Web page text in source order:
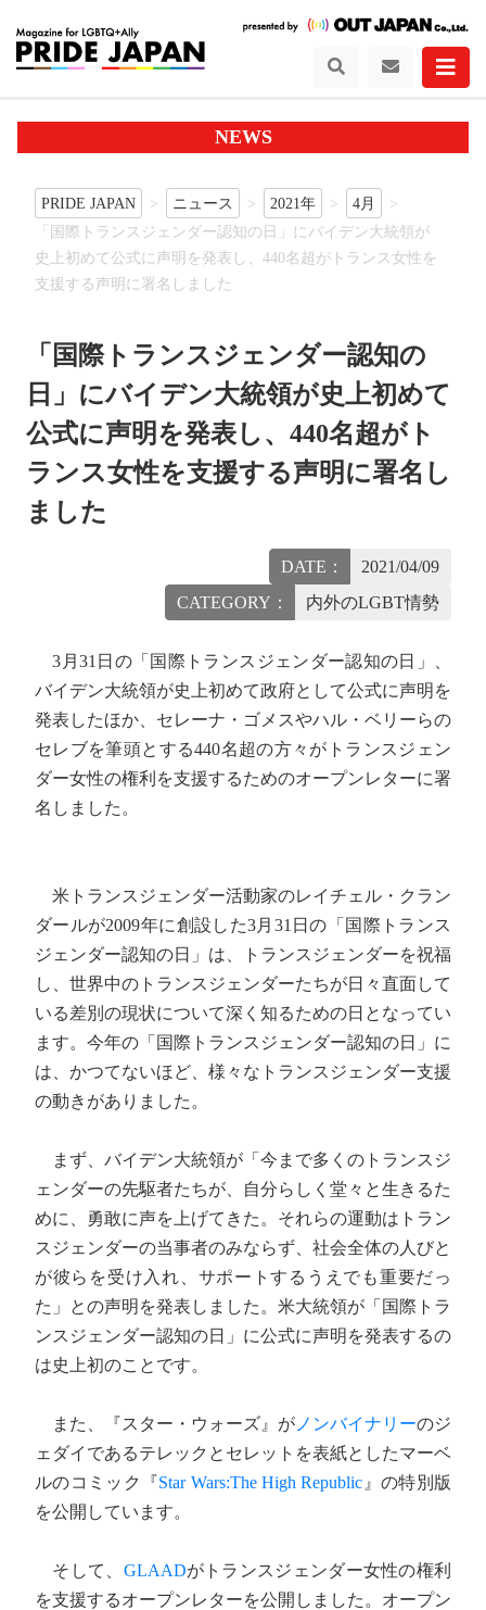
NEWS
PRIDE JAPAN ニュース 2021年
4月
「国際トランスジェンダー認知の日」にバイデン大統領が
史上初めて公式に声明を発表し、440名超がトランス女性を
支援する声明に署名しました
「国際トランスジェンダー認知の
日」にバイデン大統領が史上初めて
公式に声明を発表し、440名超がト
ランス女性を支援する声明に署名し
ました
DATE：
2021/04/09
CATEGORY：
内外のLGBT情勢
3月31日の「国際トランスジェンダー認知の日」、
バイデン大統領が史上初めて政府として公式に声明を
発表したほか、セレーナ・ゴメスやハル・ベリーらの
セレブを筆頭とする440名超の方々がトランスジェン
ダー女性の権利を支援するためのオープンレターに署
名しました。
米トランスジェンダー活動家のレイチェル・クラン
ダールが2009年に創設した3月31日の「国際トランス
ジェンダー認知の日」は、トランスジェンダーを祝福
し、世界中のトランスジェンダーたちが日々直面して
いる差別の現状について深く知るための日となってい
ます。今年の「国際トランスジェンダー認知の日」に
は、かつてないほど、様々なトランスジェンダー支援
の動きがありました。
まず、バイデン大統領が「今まで多くのトランスジ
ェンダーの先駆者たちが、自分らしく堂々と生きるた
めに、勇敢に声を上げてきた。それらの運動はトラン
スジェンダーの当事者のみならず、社会全体の人びと
が彼らを受け入れ、サポートするうえでも重要だっ
た」との声明を発表しました。米大統領が「国際トラ
ンスジェンダー認知の日」に公式に声明を発表するの
は史上初のことです。
また、『スター・ウォーズ』が ノンバイナリーのジ
ェダイであるテレックとセレットを表紙としたマーベ
ルのコミック『Star Wars:The High Republic 』の特別版
を公開しています。
そして、 GLAADがトランスジェンダー女性の権利
を支援するオープンレターを公開しました。オープン